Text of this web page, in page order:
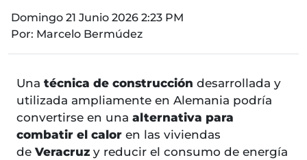
Domingo 21 Junio 2026 2:23 PM
Por: Marcelo Bermúdez
Una técnica de construcción desarrollada y
utilizada ampliamente en Alemania podría
convertirse en una alternativa para
combatir el calor en las viviendas
de Veracruz y reducir el consumo de energía